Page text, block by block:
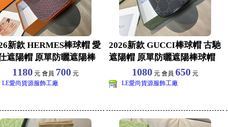
新款 HERMES棒球帽 愛
遮陽帽 原單防曬遮陽棒
批發
1180元 會員 700元
LE愛尚貨源服飾工廠
2026新款 GUCCI棒球帽 古馳
遮陽帽 原單防曬遮陽棒球帽
批發 旅1080元 會員 650元
LE愛尚貨源服飾工廠